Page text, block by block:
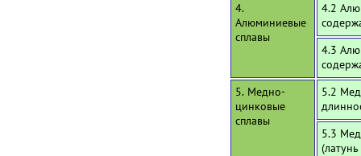
4.
Алюминиевые
сплавы
4.2
4.3
5. Медно-
цинковые
сплавы
5.2
5.3